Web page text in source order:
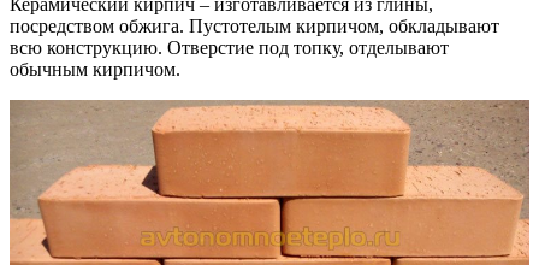
посредством обжига. Пустотелым кирпичом, обкладывают
всю конструкцию. Отверстие под топку, отделывают
обычным кирпичом.